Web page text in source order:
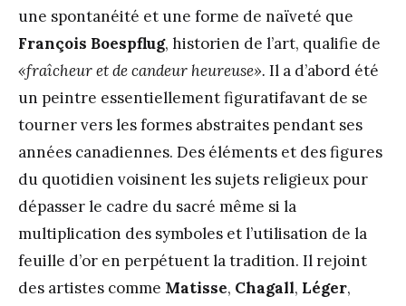
une spontanéité et une forme de naïveté que
François Boespflug, historien de l’art, qualifie de
«fraîcheur et de candeur heureuse». Il a d’abord été
un peintre essentiellement figuratifavant de se
tourner vers les formes abstraites pendant ses
années canadiennes. Des éléments et des figures
du quotidien voisinent les sujets religieux pour
dépasser le cadre du sacré même si la
multiplication des symboles et l’utilisation de la
feuille d’or en perpétuent la tradition. Il rejoint
des artistes comme Matisse, Chagall, Léger,